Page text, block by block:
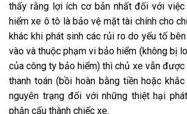
thấy rằng lợi ích cơ bản nhất đối với
hiểm xe ô tô là bảo vệ mặt tài chính cho
khác khi phát sinh các rủi ro do yếu tố
vào và thuộc phạm vi bảo hiểm (không bị
của công ty bảo hiểm) thì chủ xe vẫn được
thanh toán (bồi hoàn bằng tiền hoặc
nguyên trạng đối với những thiệt hại
phận cấu thành chiếc xe.